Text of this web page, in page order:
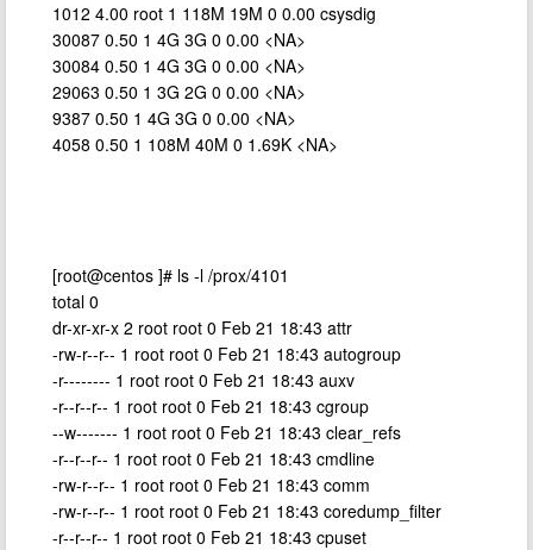
1012 4.00 root 1 118M 19M 0 0.00 csysdig
30087 0.50 1 4G 3G 0 0.00 <NA>
30084 0.50 1 4G 3G 0 0.00 <NA>
29063 0.50 1 3G 2G 0 0.00 <NA>
9387 0.50 1 4G 3G 0 0.00 <NA>
4058 0.50 1 108M 40M 0 1.69K <NA>
[root@centos ]# ls -l /prox/4101
total 0
dr-xr-xr-x 2 root root 0 Feb 21 18:43 attr
-rw-r--r-- 1 root root 0 Feb 21 18:43 autogroup
-r-------- 1 root root 0 Feb 21 18:43 auxv
-r--r--r-- 1 root root 0 Feb 21 18:43 cgroup
--w------- 1 root root 0 Feb 21 18:43 clear_refs
-r--r--r-- 1 root root 0 Feb 21 18:43 cmdline
-rw-r--r-- 1 root root 0 Feb 21 18:43 comm
-rw-r--r-- 1 root root 0 Feb 21 18:43 coredump_filter
-r--r--r-- 1 root root 0 Feb 21 18:43 cpuset